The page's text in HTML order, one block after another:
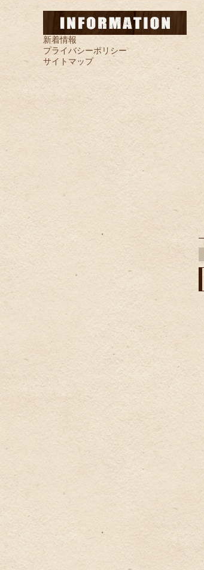
新着情報
プライバシーポリシー
サイトマップ